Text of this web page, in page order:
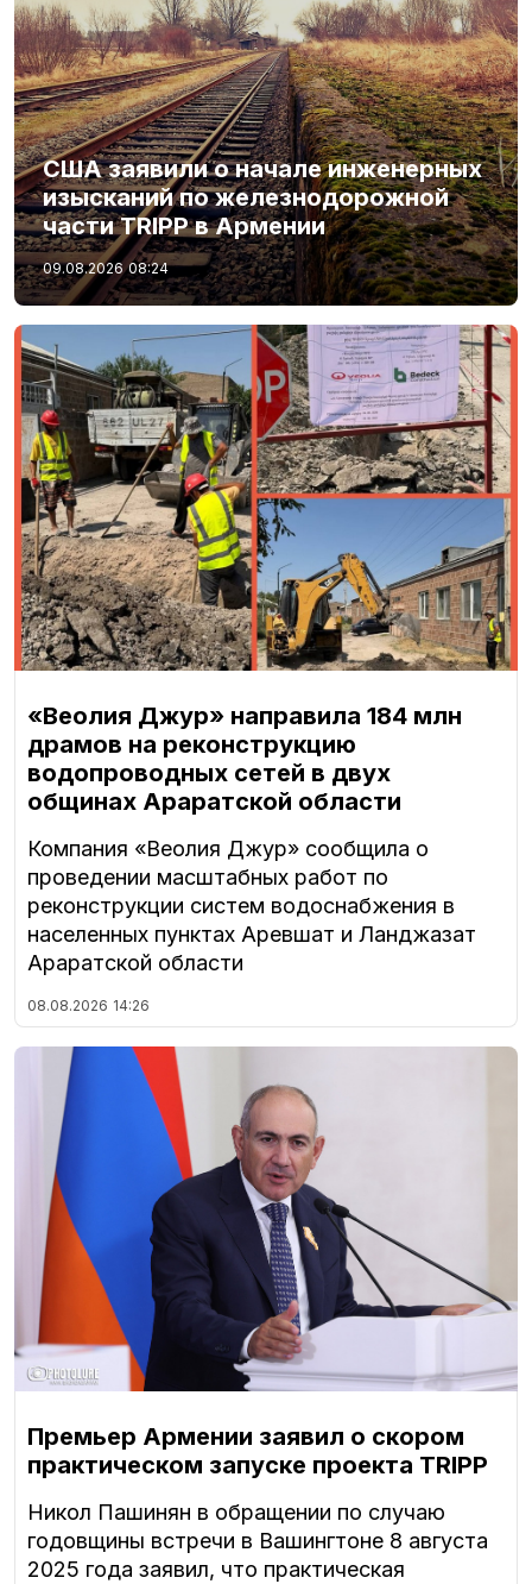
США заявили о начале инженерных
изысканий по железнодорожной
части TRIPP в Армении
09.08.2026 08:24
«Веолия Джур» направила 184 млн
драмов на реконструкцию
водопроводных сетей в двух
общинах Араратской области
Компания «Веолия Джур» сообщила о
проведении масштабных работ по
реконструкции систем водоснабжения в
населенных пунктах Аревшат и Ланджазат
Араратской области
08.08.2026 14:26
Премьер Армении заявил о скором
практическом запуске проекта TRIPP
Никол Пашинян в обращении по случаю
годовщины встречи в Вашингтоне 8 августа
2025 года заявил, что практическая